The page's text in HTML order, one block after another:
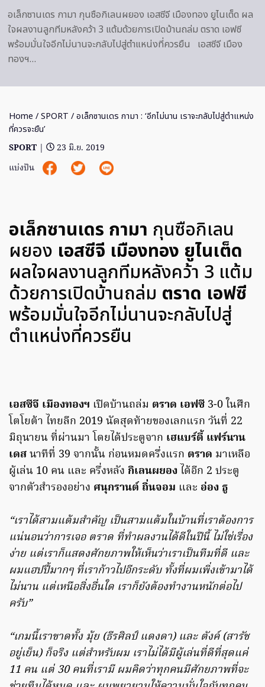
อเล็กซานเดร กามา กุนซือกิเลนผยอง เอสซีจี เมืองทอง ยูไนเต็ด ผล
ใจผลงานลูกทีมหลังคว้า 3 แต้มด้วยการเปิดบ้านถล่ม ตราด เอฟซี
พร้อมมั่นใจอีกไม่นานจะกลับไปสู่ตำแหน่งที่ควรยืน เอสซีจี เมือง
ทองฯ…
Home /SPORT / อเล็กซานเดร กามา : ‘อีกไม่นาน เราจะกลับไปสู่ตำแหน่ง
ที่ควรจะยืน’
SPORT |
23 มิ.ย. 2019
แบ่งปัน
อเล็กซานเดร กามา กุนซือกิเลน
ผยอง เอสซีจี เมืองทอง ยูไนเต็ด
ผลใจผลงานลูกทีมหลังคว้า 3 แต้ม
ด้วยการเปิดบ้านถล่ม ตราด เอฟซี
พร้อมมั่นใจอีกไม่นานจะกลับไปสู่
ตำแหน่งที่ควรยืน
เอสซีจี เมืองทองฯ เปิดบ้านถล่ม ตราด เอฟซี 3-0 ในศึก
โตโยต้า ไทยลีก 2019 นัดสุดท้ายของเลกแรก วันที่ 22
มิถุนายน ที่ผ่านมา โดยได้ประตูจาก เฮแบร์ตี้ แฟร์นาน
เดสนาทีที่ 39 จากนั้น ก่อนหมดครึ่งแรก ตราด มาเหลือ
ผู้เล่น 10 คน และ ครึ่งหลัง กิเลนผยอง ได้อีก 2 ประตู
จากตัวสำรองอย่าง ศนุกรานต์ ถิ่นจอม และ อ่อง ธู
“เราได้สามแต้มสำคัญ เป็นสามแต้มในบ้านที่เราต้องการ
แน่นอนว่าการเจอ ตราด ที่ทำผลงานได้ดีในปีนี้ ไม่ใช่เรื่อง
ง่าย แต่เราก็แสดงศักยภาพให้เห็นว่าเราเป็นทีมที่ดี และ
ผมแฮปปี้มากๆ ที่เราก้าวไปอีกระดับ ทั้งที่ผมเพิ่งเข้ามาได้
ไม่นาน แต่เหนือสิ่งอื่นใด เราก็ยังต้องทำงานหนักต่อไป
ครับ”
“เกมนี้เราขาดทั้ง มุ้ย (ธีรศิลป์ แดงดา) และ ตังค์ (สารัช
อยู่เย็น) ก็จริง แต่สำหรับผม เราไม่ได้มีผู้เล่นที่ดีที่สุดแค่
11 คน แต่ 30 คนที่เรามี ผมคิดว่าทุกคนมีศักยภาพที่จะ